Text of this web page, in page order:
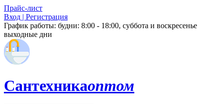
Прайс-лист
Вход | Регистрация
График работы: будни: 8:00 - 18:00, суббота и воскресенье
выходные дни
Сантехникаоптом